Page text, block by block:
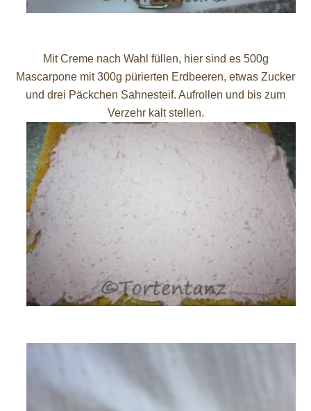
Mit Creme nach Wahl füllen, hier sind es 500g
Mascarpone mit 300g pürierten Erdbeeren, etwas Zucker
und drei Päckchen Sahnesteif. Aufrollen und bis zum
Verzehr kalt stellen.